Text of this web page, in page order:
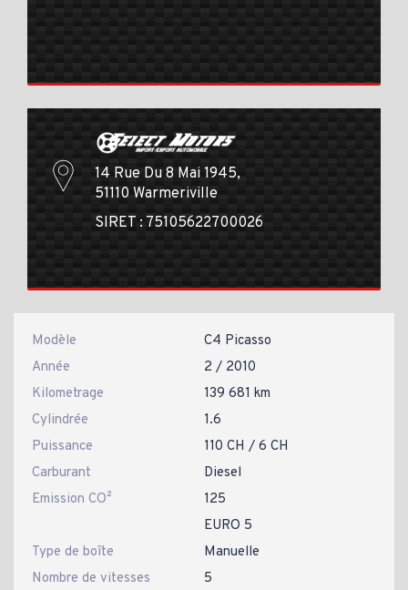
14 Rue Du 8 Mai 1945,
51110 Warmeriville
SIRET : 75105622700026
Modèle
C4 Picasso
Année
2 / 2010
Kilometrage
139 681 km
Cylindrée
1.6
Puissance
110 CH / 6 CH
Carburant
Diesel
Emission CO²
125
EURO 5
Type de boîte
Manuelle
Nombre de vitesses
5